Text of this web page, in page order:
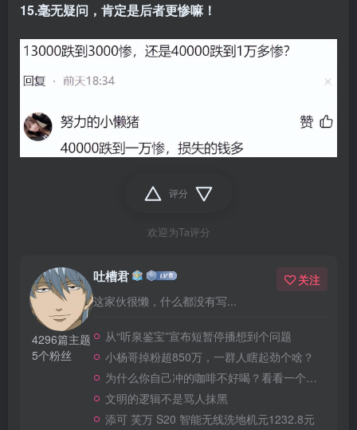
15.毫无疑问，肯定是后者更惨嘛！
评分
欢迎为Ta评分
4296篇主题
5个粉丝
吐槽君
这家伙很懒，什么都没有写...
关注
从“听泉鉴宝”宣布短暂停播想到个问题
小杨哥掉粉超850万，一群人瞎起劲个啥？
为什么你自己冲的咖啡不好喝？看看一个自媒体博主的分享
文明的逻辑不是骂人抹黑
添可 芙万 S20 智能无线洗地机元1232.8元